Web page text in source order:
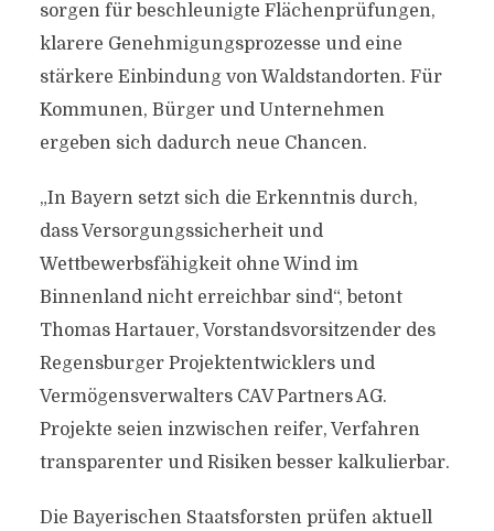
sorgen für beschleunigte Flächenprüfungen,
klarere Genehmigungsprozesse und eine
stärkere Einbindung von Waldstandorten. Für
Kommunen, Bürger und Unternehmen
ergeben sich dadurch neue Chancen.
„In Bayern setzt sich die Erkenntnis durch,
dass Versorgungssicherheit und
Wettbewerbsfähigkeit ohne Wind im
Binnenland nicht erreichbar sind“, betont
Thomas Hartauer, Vorstandsvorsitzender des
Regensburger Projektentwicklers und
Vermögensverwalters CAV Partners AG.
Projekte seien inzwischen reifer, Verfahren
transparenter und Risiken besser kalkulierbar.
Die Bayerischen Staatsforsten prüfen aktuell